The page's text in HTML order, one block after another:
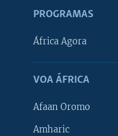
PROGRAMAS
África Agora
VOA ÁFRICA
Afaan Oromo
Amharic